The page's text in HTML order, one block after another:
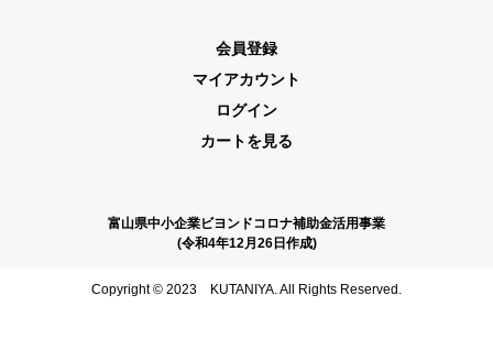
会員登録
マイアカウント
ログイン
カートを見る
富山県中小企業ビヨンドコロナ補助金活用事業
(令和4年12月26日作成)
Copyright © 2023 KUTANIYA. All Rights Reserved.